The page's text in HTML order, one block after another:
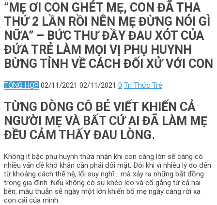
”MẸ ƠI CON GHÉT MẸ, CON ĐÃ THA
THỨ 2 LẦN RỒI NÊN MẸ ĐỪNG NÓI GÌ
NỮA” – BỨC THƯ ĐẦY ĐAU XÓT CỦA
ĐỨA TRẺ LÀM MỌI VỊ PHỤ HUYNH
BỪNG TỈNH VỀ CÁCH ĐỐI XỬ VỚI CON
TỔNG HỢP 02/11/2021 02/11/2021 0 Tri Thức Trẻ
TỪNG DÒNG CÔ BÉ VIẾT KHIẾN CẢ
NGƯỜI MẸ VÀ BẤT CỨ AI ĐÃ LÀM MẸ
ĐỀU CẢM THẤY ĐAU LÒNG.
Không ít bậc phụ huynh thừa nhận khi con càng lớn sẽ càng có
nhiều vấn đề khó khăn cần phải đối mặt. Đôi khi vì nhiều lý do đến
từ khoảng cách thế hệ, lối suy nghĩ… mà xảy ra những bất đồng
trong gia đình. Nếu không có sự khéo léo và cố gắng từ cả hai
bên, mâu thuẫn sẽ ngày một lớn khiến bố mẹ ngày càng rời xa
con cái của mình.